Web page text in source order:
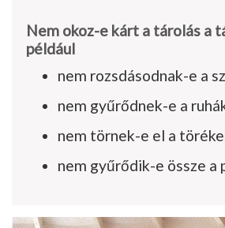
Nem okoz-e kárt a tárolás a
például
nem rozsdásodnak-e a
nem gyűrődnek-e a
nem törnek-e el a
nem gyűrődik-e össze a